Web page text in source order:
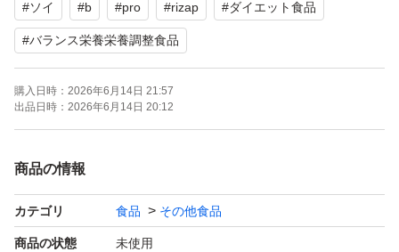
新品未開封
【賞味期限】
2027年10月15日
・ご入金確定後24時間以内に発送手続きいたします。
・商品をそのまま宅配用ビニール袋に入れてのポスト投函
#ソイ #b #pro #rizap #ダイエット食品
#バランス栄養栄養調整食品
購入日時： 2026年6月14日 21:57
出品日時： 2026年6月14日 20:12
商品の情報
カテゴリ 食品 その他食品
商品の状態 未使用